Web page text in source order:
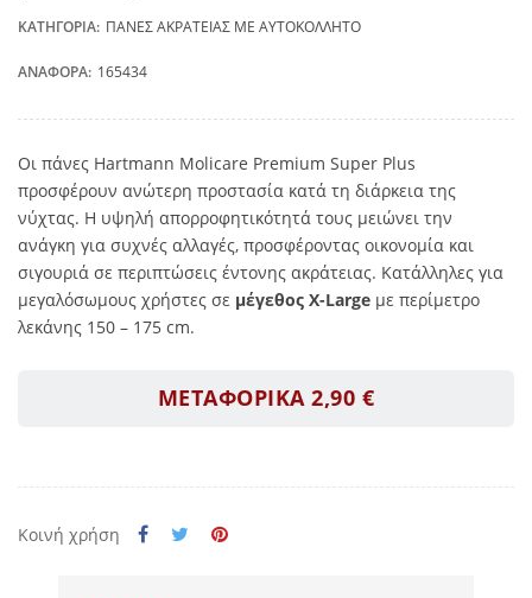
ΚΑΤΗΓΟΡΊΑ: ΠΆΝΕΣ ΑΚΡΆΤΕΙΑΣ ΜΕ ΑΥΤΟΚΌΛΛΗΤΟ
ΑΝΑΦΟΡΆ: 165434
Οι πάνες Hartmann Molicare Premium Super Plus
προσφέρουν ανώτερη προστασία κατά τη διάρκεια της
νύχτας. Η υψηλή απορροφητικότητά τους μειώνει την
ανάγκη για συχνές αλλαγές, προσφέροντας οικονομία και
σιγουριά σε περιπτώσεις έντονης ακράτειας. Κατάλληλες για
μεγαλόσωμους χρήστες σε μέγεθος X-Large με περίμετρο
λεκάνης 150 – 175 cm.
ΜΕΤΑΦΟΡΙΚΑ 2,90 €
Κοινή χρήση